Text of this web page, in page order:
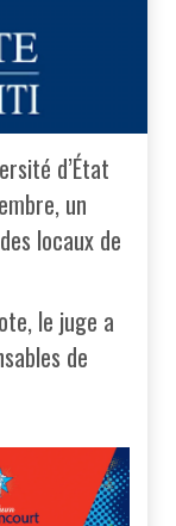
d’État
un
locaux de
le juge a
de